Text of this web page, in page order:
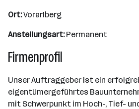
Ort:Vorarlberg
Anstellungsart:Permanent
Firmenprofil
Unser Auftraggeber ist ein
eigentümergeführtes
mit Schwerpunkt im Hoch-, Tief-